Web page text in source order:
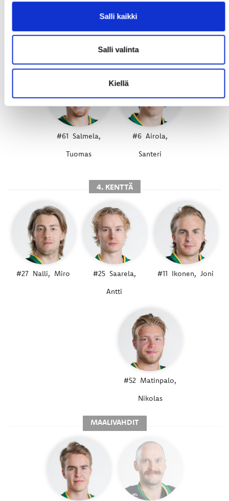
Salli kaikki
Salli valinta
Kiellä
#61 Salmela,
Tuomas
#6 Airola,
Santeri
4. KENTTÄ
#27 Nalli, Miro #25 Saarela,
Antti
#11 Ikonen, Joni
#52 Matinpalo,
Nikolas
MAALIVAHDIT